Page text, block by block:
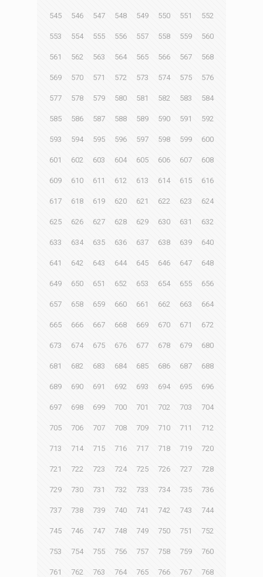
545 546 547 548 549 550 551 552
553 554 555 556 557 558 559 560
561 562 563 564 565 566 567 568
569 570 571 572 573 574 575 576
577 578 579 580 581 582 583 584
585 586 587 588 589 590 591 592
593 594 595 596 597 598 599 600
601 602 603 604 605 606 607 608
609 610 611 612 613 614 615 616
617 618 619 620 621 622 623 624
625 626 627 628 629 630 631 632
633 634 635 636 637 638 639 640
641 642 643 644 645 646 647 648
649 650 651 652 653 654 655 656
657 658 659 660 661 662 663 664
665 666 667 668 669 670 671 672
673 674 675 676 677 678 679 680
681 682 683 684 685 686 687 688
689 690 691 692 693 694 695 696
697 698 699 700 701 702 703 704
705 706 707 708 709 710 711 712
713 714 715 716 717 718 719 720
721 722 723 724 725 726 727 728
729 730 731 732 733 734 735 736
737 738 739 740 741 742 743 744
745 746 747 748 749 750 751 752
753 754 755 756 757 758 759 760
761 762 763 764 765 766 767 768